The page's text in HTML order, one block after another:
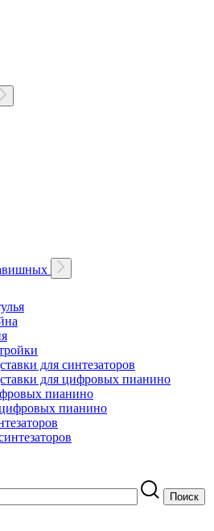
для синтезаторов
для цифровых пианино
пианино
пианино
Поиск